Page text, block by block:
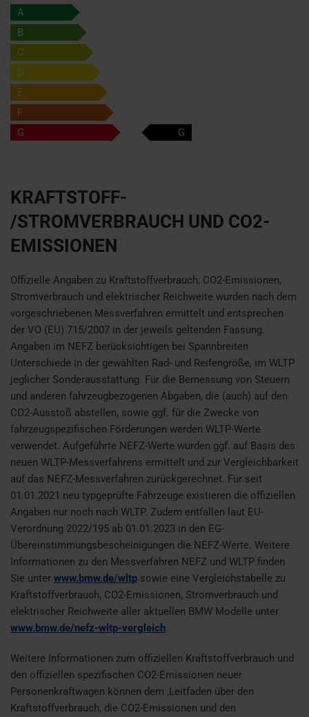
A
B
C
D
E
F
G
G
KRAFTSTOFF-
/STROMVERBRAUCH UND CO2-
EMISSIONEN
Offizielle Angaben zu Kraftstoffverbrauch, CO2-Emissionen,
Stromverbrauch und elektrischer Reichweite wurden nach dem
vorgeschriebenen Messverfahren ermittelt und entsprechen
der VO (EU) 715/2007 in der jeweils geltenden Fassung.
Angaben im NEFZ berücksichtigen bei Spannbreiten
Unterschiede in der gewählten Rad- und Reifengröße, im WLTP
jeglicher Sonderausstattung. Für die Bemessung von Steuern
und anderen fahrzeugbezogenen Abgaben, die (auch) auf den
CO2-Ausstoß abstellen, sowie ggf. für die Zwecke von
fahrzeugspezifischen Förderungen werden WLTP-Werte
verwendet. Aufgeführte NEFZ-Werte wurden ggf. auf Basis des
neuen WLTP-Messverfahrens ermittelt und zur Vergleichbarkeit
auf das NEFZ-Messverfahren zurückgerechnet. Für seit
01.01.2021 neu typgeprüfte Fahrzeuge existieren die offiziellen
Angaben nur noch nach WLTP. Zudem entfallen laut EU-
Verordnung 2022/195 ab 01.01.2023 in den EG-
Übereinstimmungsbescheinigungen die NEFZ-Werte. Weitere
Informationen zu den Messverfahren NEFZ und WLTP finden
Sie unter www.bmw.de/wltp sowie eine Vergleichstabelle zu
Kraftstoffverbrauch, CO2-Emissionen, Stromverbrauch und
elektrischer Reichweite aller aktuellen BMW Modelle unter
www.bmw.de/nefz-wltp-vergleich.
Weitere Informationen zum offiziellen Kraftstoffverbrauch und
den offiziellen spezifischen CO2-Emissionen neuer
Personenkraftwagen können dem ‚Leitfaden über den
Kraftstoffverbrauch, die CO2-Emissionen und den